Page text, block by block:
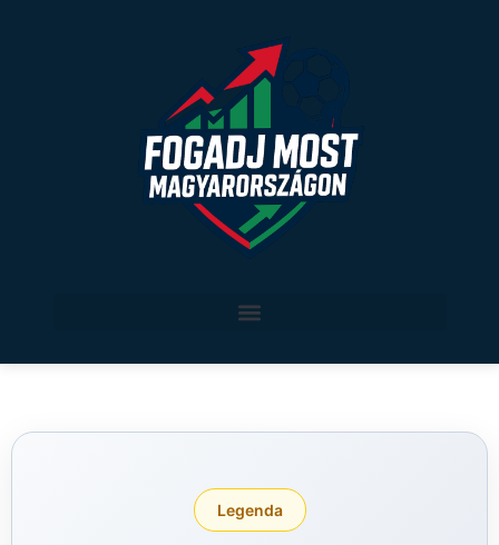
Legjobb sportfogadási oldalak Magyarországon
Legenda